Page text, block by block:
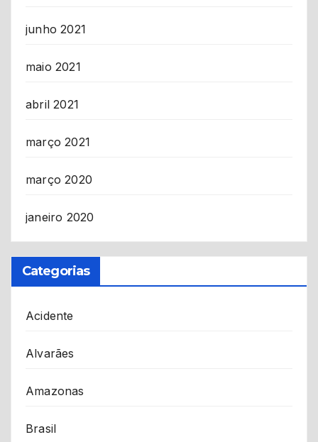
junho 2021
maio 2021
abril 2021
março 2021
março 2020
janeiro 2020
Categorias
Acidente
Alvarães
Amazonas
Brasil